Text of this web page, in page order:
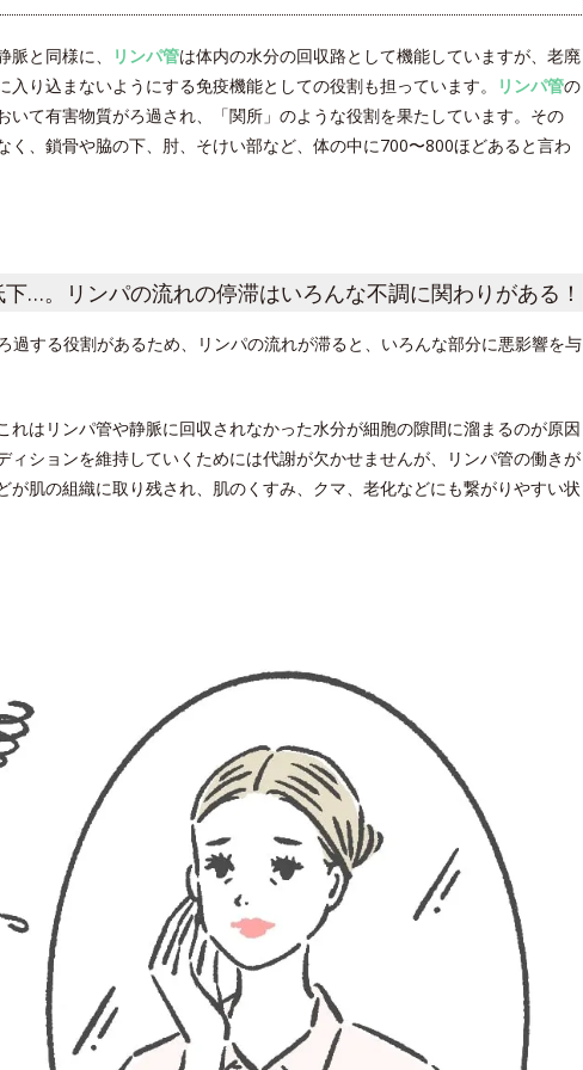
と同様に、 リンパ管は体内の水分の回収路として機能していますが、老廃
入り込まないようにする免疫機能としての役割も担っています。
リンパ管の
いて有害物質がろ過され、「関所」のような役割を果たしています。その
く、鎖骨や脇の下、肘、そけい部など、体の中に700〜800ほどあると言わ
…。リンパの流れの停滞はいろんな不調に関わりがある！
過する役割があるため、リンパの流れが滞ると、いろんな部分に悪影響を与
れはリンパ管や静脈に回収されなかった水分が細胞の隙間に溜まるのが原因
ィションを維持していくためには代謝が欠かせませんが、リンパ管の働きが
が肌の組織に取り残され、肌のくすみ、クマ、老化などにも繋がりやすい状